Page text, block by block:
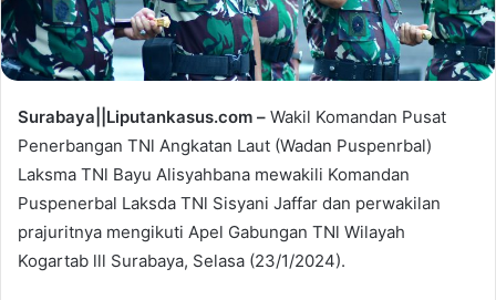
Surabaya||Liputankasus.com – Wakil Komandan Pusat
Penerbangan TNl Angkatan Laut (Wadan Puspenrbal)
Laksma TNl Bayu Alisyahbana mewakili Komandan
Puspenerbal Laksda TNl Sisyani Jaffar dan perwakilan
prajuritnya mengikuti Apel Gabungan TNl Wilayah
Kogartab lll Surabaya, Selasa (23/1/2024).